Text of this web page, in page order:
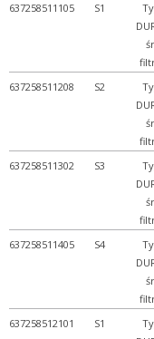
637258511105 S1
637258511208 S2
637258511302 S3
637258511405 S4
637258512101 S1